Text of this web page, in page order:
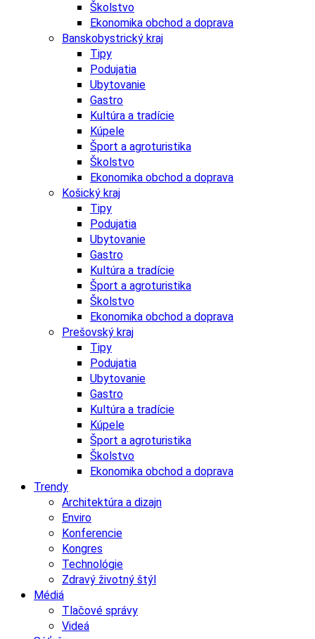
Školstvo
Ekonomika obchod a doprava
Banskobystrický kraj
Tipy
Podujatia
Ubytovanie
Gastro
Kultúra a tradície
Kúpele
Šport a agroturistika
Školstvo
Ekonomika obchod a doprava
Košický kraj
Tipy
Podujatia
Ubytovanie
Gastro
Kultúra a tradície
Šport a agroturistika
Školstvo
Ekonomika obchod a doprava
Prešovský kraj
Tipy
Podujatia
Ubytovanie
Gastro
Kultúra a tradície
Kúpele
Šport a agroturistika
Školstvo
Ekonomika obchod a doprava
Trendy
Architektúra a dizajn
Enviro
Konferencie
Kongres
Technológie
Zdravý životný štýl
Médiá
Tlačové správy
Videá